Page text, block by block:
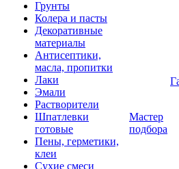
Грунты
Колера и пасты
Декоративные
материалы
Антисептики,
масла, пропитки
Лаки
Эмали
Растворители
Шпатлевки
готовые
Пены, герметики,
клеи
Сухие смеси
Мастер
подбора